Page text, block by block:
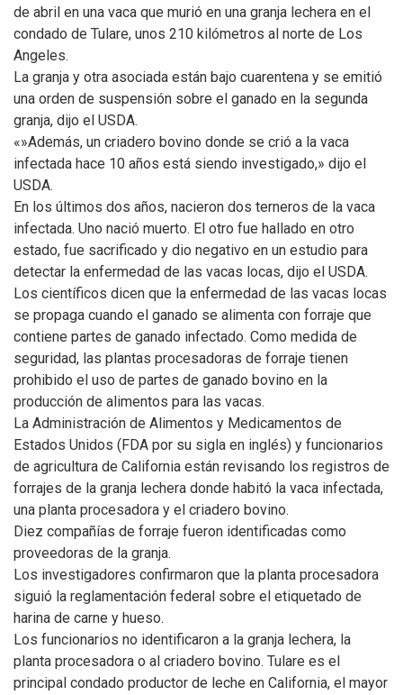
de abril en una vaca que murió en una granja lechera en el
condado de Tulare, unos 210 kilómetros al norte de Los
Angeles.
La granja y otra asociada están bajo cuarentena y se emitió
una orden de suspensión sobre el ganado en la segunda
granja, dijo el USDA.
«»Además, un criadero bovino donde se crió a la vaca
infectada hace 10 años está siendo investigado,» dijo el
USDA.
En los últimos dos años, nacieron dos terneros de la vaca
infectada. Uno nació muerto. El otro fue hallado en otro
estado, fue sacrificado y dio negativo en un estudio para
detectar la enfermedad de las vacas locas, dijo el USDA.
Los científicos dicen que la enfermedad de las vacas locas
se propaga cuando el ganado se alimenta con forraje que
contiene partes de ganado infectado. Como medida de
seguridad, las plantas procesadoras de forraje tienen
prohibido el uso de partes de ganado bovino en la
producción de alimentos para las vacas.
La Administración de Alimentos y Medicamentos de
Estados Unidos (FDA por su sigla en inglés) y funcionarios
de agricultura de California están revisando los registros de
forrajes de la granja lechera donde habitó la vaca infectada,
una planta procesadora y el criadero bovino.
Diez compañías de forraje fueron identificadas como
proveedoras de la granja.
Los investigadores confirmaron que la planta procesadora
siguió la reglamentación federal sobre el etiquetado de
harina de carne y hueso.
Los funcionarios no identificaron a la granja lechera, la
planta procesadora o al criadero bovino. Tulare es el
principal condado productor de leche en California, el mayor